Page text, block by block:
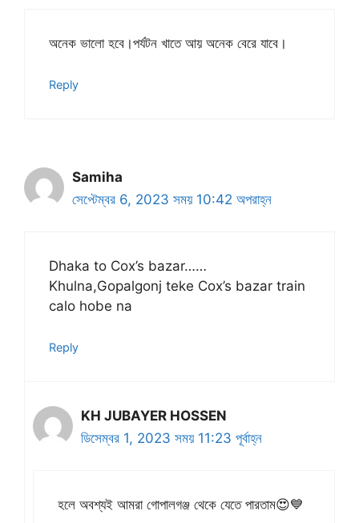
অনেক ভালো হবে।পর্যটন খাতে আয় অনেক বেরে যাবে।
Reply
Samiha
সেপ্টেম্বর 6, 2023 সময় 10:42 অপরাহ্ন
Dhaka to Cox’s bazar……
Khulna,Gopalgonj teke Cox’s bazar train
calo hobe na
Reply
KH JUBAYER HOSSEN
ডিসেম্বর 1, 2023 সময় 11:23 পূর্বাহ্ন
হলে অবশ্যই আমরা গোপালগঞ্জ থেকে যেতে পারতাম😍💙